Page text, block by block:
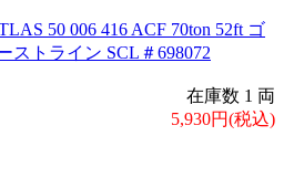
50 006 416 ACF 70ton 52ft ゴ
ストライン SCL＃698072
在庫数 1 両
5,930円(税込)